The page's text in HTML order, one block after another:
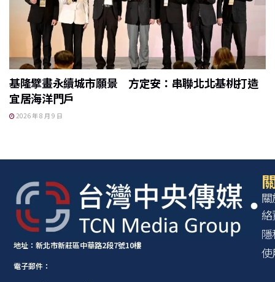
基隆擘畫永續城市願景 方定安：串聯北北基桃打造
宜居海洋門戶
2026 年 8 月 9 日
地址：新北市新莊區中華路2段7號10樓
電子郵件：